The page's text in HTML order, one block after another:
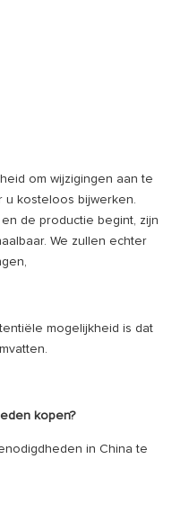
om wijzigingen aan te
kosteloos bijwerken.
de productie begint, zijn
We zullen echter
mogelijkheid is dat
kopen?
in China te